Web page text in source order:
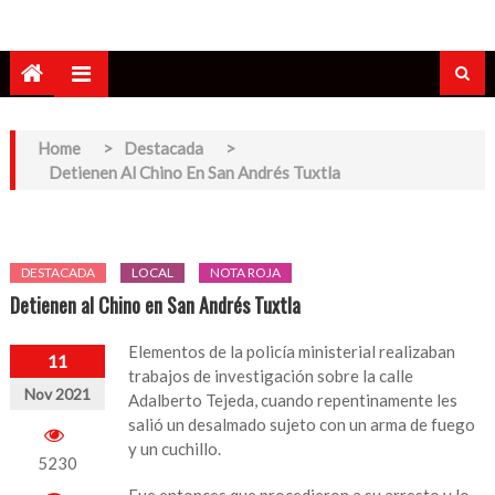
Home > Destacada
>
Detienen Al Chino En San Andrés Tuxtla
DESTACADA LOCAL NOTA ROJA
Detienen al Chino en San Andrés Tuxtla
11
Nov 2021
5230
Elementos de la policía ministerial realizaban
trabajos de investigación sobre la calle
Adalberto Tejeda, cuando repentinamente les
salió un desalmado sujeto con un arma de fuego
y un cuchillo.